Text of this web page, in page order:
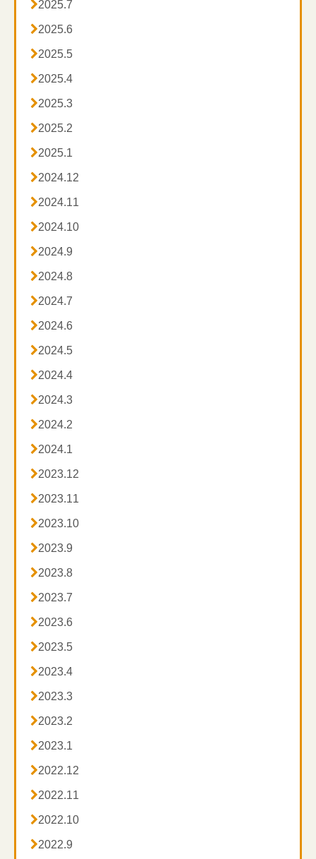
2025.7
2025.6
2025.5
2025.4
2025.3
2025.2
2025.1
2024.12
2024.11
2024.10
2024.9
2024.8
2024.7
2024.6
2024.5
2024.4
2024.3
2024.2
2024.1
2023.12
2023.11
2023.10
2023.9
2023.8
2023.7
2023.6
2023.5
2023.4
2023.3
2023.2
2023.1
2022.12
2022.11
2022.10
2022.9